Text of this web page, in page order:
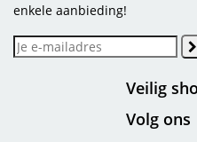
enkele aanbieding!
Veilig
Volg ons